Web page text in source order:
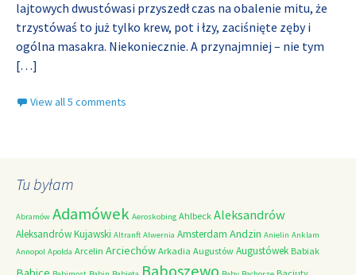
lajtowych dwustówasi przyszedł czas na obalenie mitu, że
trzystówaś to już tylko krew, pot i łzy, zaciśnięte zęby i
ogólna masakra. Niekoniecznie. A przynajmniej – nie tym
[…]
View all 5 comments
Tu byłam
Abramów Adamówek Aeroskobing Ahlbeck Aleksandrów
Aleksandrów Kujawski Altranft Alwernia Amsterdam Andzin Anielin Anklam
Annopol Apolda Arcelin Arciechów Arkadia Augustów Augustówek Babiak